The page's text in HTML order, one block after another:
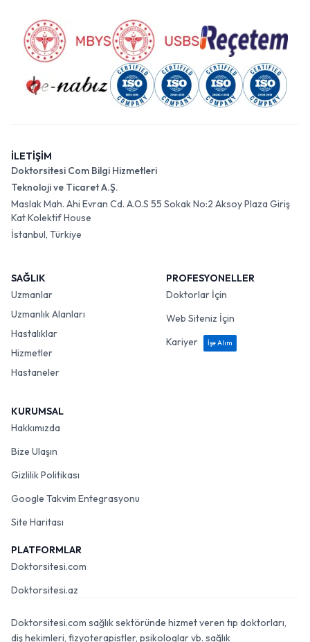
İLETİŞİM
Doktorsitesi Com Bilgi Hizmetleri
Teknoloji ve Ticaret A.Ş.
Maslak Mah. Ahi Evran Cd. A.O.S 55 Sokak No:2 Aksoy Plaza Giriş
Kat Kolektif House
İstanbul, Türkiye
SAĞLIK
Uzmanlar
Uzmanlık Alanları
Hastalıklar
Hizmetler
Hastaneler
PROFESYONELLER
Doktorlar İçin
Web Siteniz İçin
Kariyer
İşe Alım
KURUMSAL
Hakkımızda
Bize Ulaşın
Gizlilik Politikası
Google Takvim Entegrasyonu
Site Haritası
PLATFORMLAR
Doktorsitesi.com
Doktorsitesi.az
Doktorsitesi.com sağlık sektöründe hizmet veren tıp doktorları,
diş hekimleri, fizyoterapistler, psikologlar vb. sağlık